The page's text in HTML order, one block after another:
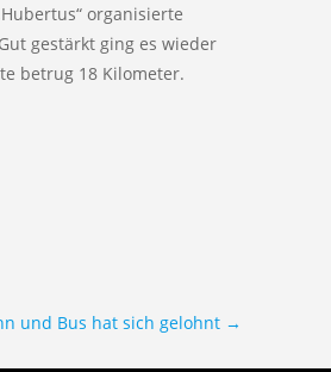
organisierte
gestärkt ging es wieder
betrug 18 Kilometer.
und Bus hat sich gelohnt→